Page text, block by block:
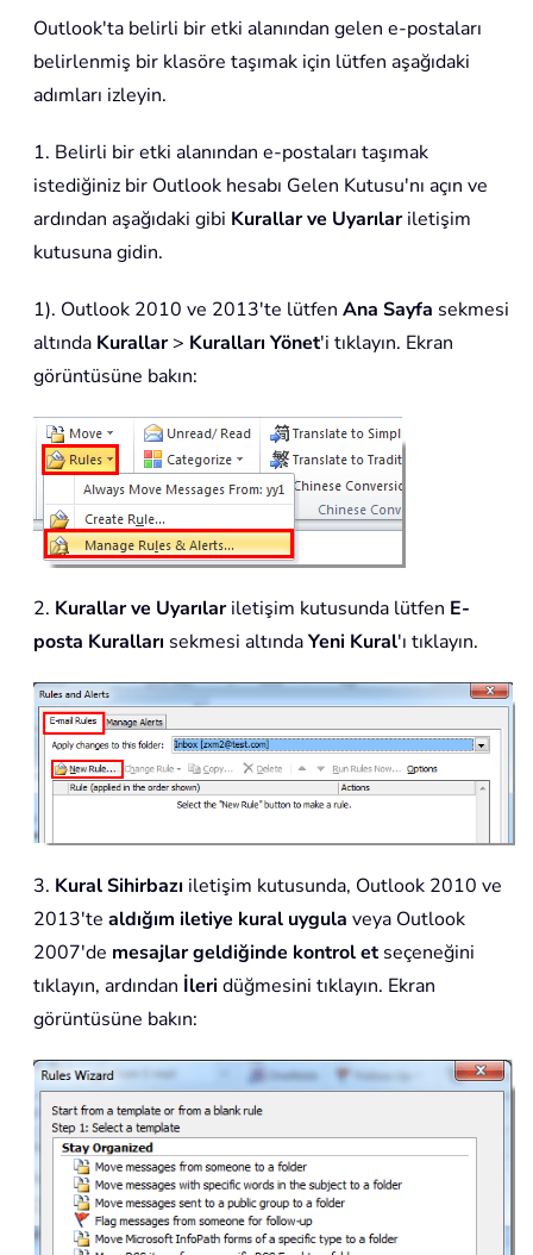
Outlook'ta belirli bir etki alanından gelen e-postaları
belirlenmiş bir klasöre taşımak için lütfen aşağıdaki
adımları izleyin.
1. Belirli bir etki alanından e-postaları taşımak
istediğiniz bir Outlook hesabı Gelen Kutusu'nı açın ve
ardından aşağıdaki gibi Kurallar ve Uyarılariletişim
kutusuna gidin.
1). Outlook 2010 ve 2013'te lütfen Ana Sayfa sekmesi
altında Kurallar> Kuralları Yönet'i tıklayın. Ekran
görüntüsüne bakın:
2. Kurallar ve Uyarılariletişim kutusunda lütfen E-
posta Kuralları sekmesi altındaYeni Kural'ı tıklayın.
3. Kural Sihirbazı iletişim kutusunda, Outlook 2010 ve
2013'te aldığım iletiye kural uygula veya Outlook
2007'de mesajlar geldiğinde kontrol etseçeneğini
tıklayın, ardından İleri düğmesini tıklayın. Ekran
görüntüsüne bakın: